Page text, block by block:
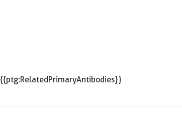
{{ptg:RelatedPrimaryAntibodies}}